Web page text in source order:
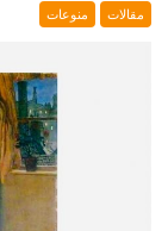
مقالات منوعات